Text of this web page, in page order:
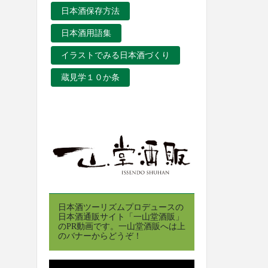
日本酒保存方法
日本酒用語集
イラストでみる日本酒づくり
蔵見学１０か条
日本酒ツーリズムプロデュースの
日本酒通販サイト「一山堂酒販」
のPR動画です。一山堂酒販へは上
のバナーからどうぞ！